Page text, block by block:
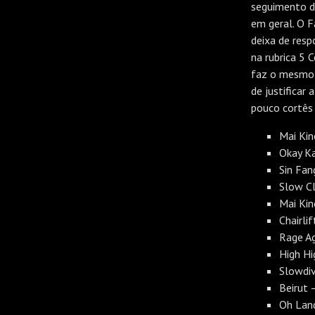
seguimento
em geral. O
deixa de
na rubrica 5
faz o
de justificar
pouco cortês
Mai
Okay
Sin
Slow
Mai
Rage
High
Beirut
Oh